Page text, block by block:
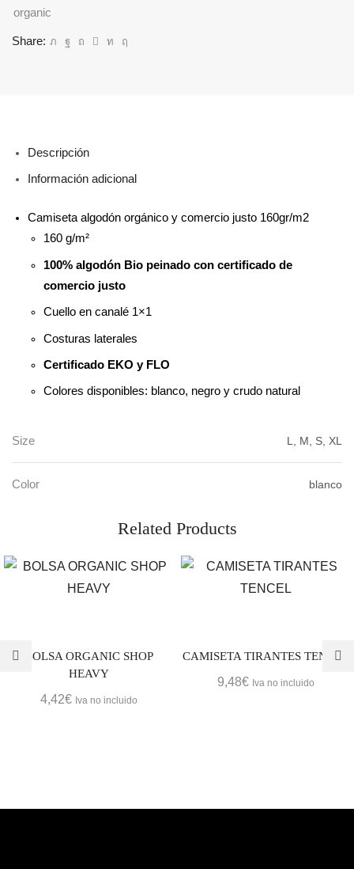
organic
Share:
Descripción
Información adicional
Camiseta algodón orgánico y comercio justo 160gr/m2
160 g/m²
100% algodón Bio peinado con certificado de
comercio justo
Cuello en canalé 1×1
Costuras laterales
Certificado EKO y FLO
Colores disponibles: blanco, negro y crudo natural
Size L, M, S, XL
Color blanco
Related Products
BOLSA ORGANIC SHOP
HEAVY
4,42€ Iva no incluido
CAMISETA TIRANTES TENCEL
9,48€ Iva no incluido